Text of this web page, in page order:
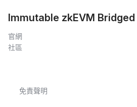
Immutable zkEVM Bridged
官網
社區
免責聲明